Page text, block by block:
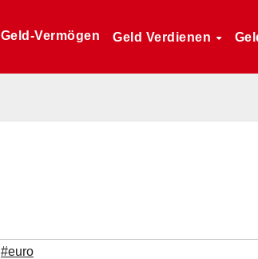
Geld-Vermögen Geld Verdienen
#euro